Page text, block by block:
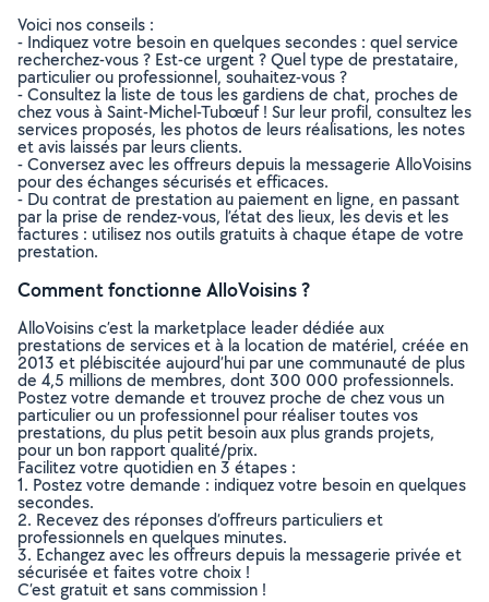
Voici nos conseils :
- Indiquez votre besoin en quelques secondes : quel service
recherchez-vous ? Est-ce urgent ? Quel type de prestataire,
particulier ou professionnel, souhaitez-vous ?
- Consultez la liste de tous les gardiens de chat, proches de
chez vous à Saint-Michel-Tubœuf ! Sur leur profil, consultez les
services proposés, les photos de leurs réalisations, les notes
et avis laissés par leurs clients.
- Conversez avec les offreurs depuis la messagerie AlloVoisins
pour des échanges sécurisés et efficaces.
- Du contrat de prestation au paiement en ligne, en passant
par la prise de rendez-vous, l’état des lieux, les devis et les
factures : utilisez nos outils gratuits à chaque étape de votre
prestation.
Comment fonctionne AlloVoisins ?
AlloVoisins c’est la marketplace leader dédiée aux
prestations de services et à la location de matériel, créée en
2013 et plébiscitée aujourd’hui par une communauté de plus
de 4,5 millions de membres, dont 300 000 professionnels.
Postez votre demande et trouvez proche de chez vous un
particulier ou un professionnel pour réaliser toutes vos
prestations, du plus petit besoin aux plus grands projets,
pour un bon rapport qualité/prix.
Facilitez votre quotidien en 3 étapes :
1. Postez votre demande : indiquez votre besoin en quelques
secondes.
2. Recevez des réponses d’offreurs particuliers et
professionnels en quelques minutes.
3. Echangez avec les offreurs depuis la messagerie privée et
sécurisée et faites votre choix !
C’est gratuit et sans commission !